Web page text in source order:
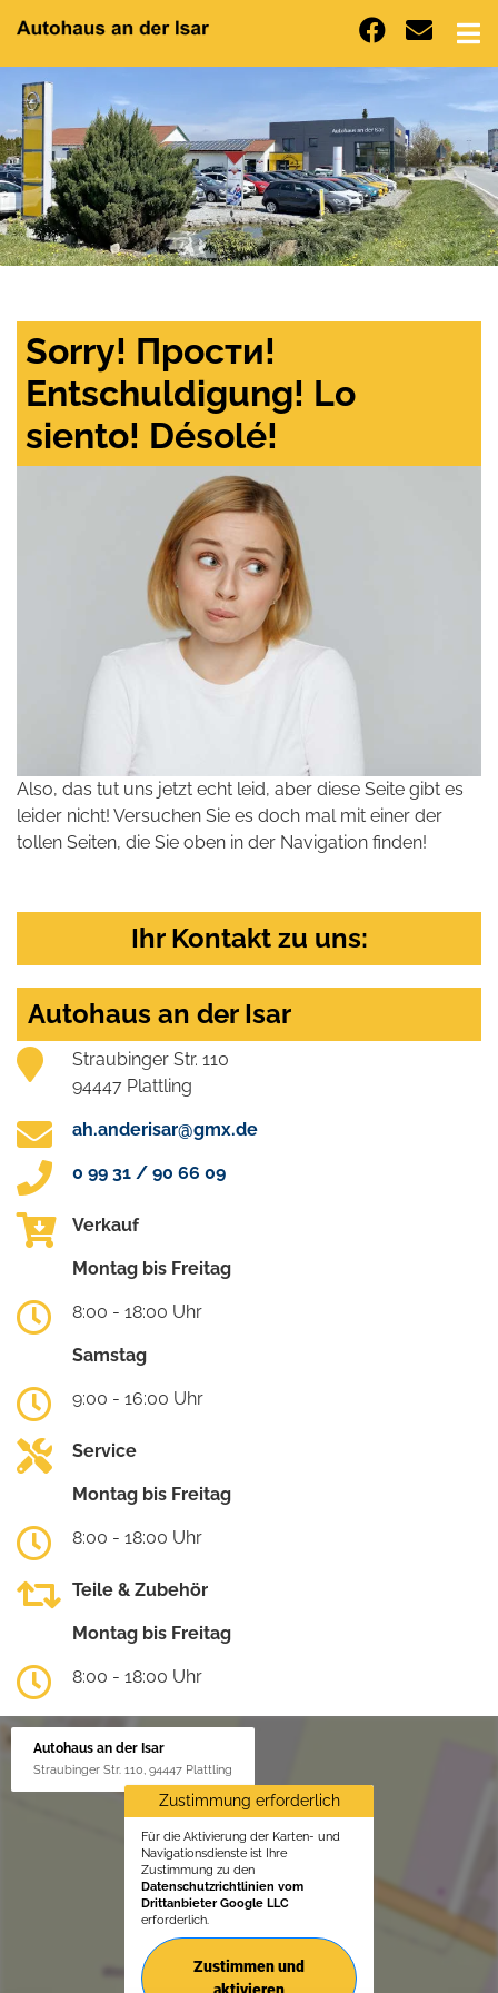
Sorry! Прости!
Entschuldigung! Lo
siento! Désolé!
Also, das tut uns jetzt echt leid, aber diese Seite gibt es
leider nicht! Versuchen Sie es doch mal mit einer der
tollen Seiten, die Sie oben in der Navigation finden!
Ihr Kontakt zu uns:
Autohaus an der Isar
Straubinger Str. 110
94447 Plattling
ah.anderisar@gmx.de
0 99 31 / 90 66 09
Verkauf
Montag bis Freitag
8:00 - 18:00 Uhr
Samstag
9:00 - 16:00 Uhr
Service
Montag bis Freitag
8:00 - 18:00 Uhr
Teile & Zubehör
Montag bis Freitag
8:00 - 18:00 Uhr
Autohaus an der Isar
Straubinger Str. 110, 94447 Plattling
Zustimmung erforderlich
Für die Aktivierung der Karten- und
Navigationsdienste ist Ihre
Zustimmung zu den
Datenschutzrichtlinien vom
Drittanbieter Google LLC
erforderlich.
Zustimmen und